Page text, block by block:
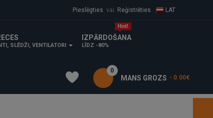
Pieslēgties vai Reģistrēties LAT
SLĒDŽI, VENTILATORI
IZPĀRDOŠANA
LĪDZ -80%
MANS GROZS
0
- 0.00€